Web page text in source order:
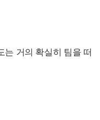
는 거의 확실히 팀을 떠